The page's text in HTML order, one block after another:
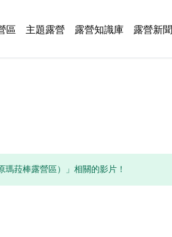
區 主題露營 露營知識庫 露營新聞
菈棒露營區）」相關的影片！